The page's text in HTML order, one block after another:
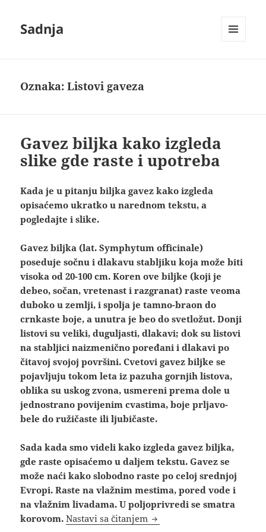
Sadnja
Oznaka:Listovi gaveza
Gavez biljka kako izgleda
slike gde raste i upotreba
Kada je u pitanju biljka gavez kako izgleda
opisaćemo ukratko u narednom tekstu, a
pogledajte i slike.
Gavez biljka (lat. Symphytum officinale)
poseduje sočnu i dlakavu stabljiku koja može biti
visoka od 20-100 cm. Koren ove biljke (koji je
debeo, sočan, vretenast i razgranat) raste veoma
duboko u zemlji, i spolja je tamno-braon do
crnkaste boje, a unutra je beo do svetložut. Donji
listovi su veliki, duguljasti, dlakavi; dok su listovi
na stabljici naizmenično poređani i dlakavi po
čitavoj svojoj površini. Cvetovi gavez biljke se
pojavljuju tokom leta iz pazuha gornjih listova,
oblika su uskog zvona, usmereni prema dole u
jednostrano povijenim cvastima, boje prljavo-
bele do ružičaste ili ljubičaste.
Sada kada smo videli kako izgleda gavez biljka,
gde raste opisaćemo u daljem tekstu. Gavez se
može naći kako slobodno raste po celoj srednjoj
Evropi. Raste na vlažnim mestima, pored vode i
na vlažnim livadama. U poljoprivredi se smatra
korovom. Nastavi sa čitanjem Gavez biljka kako izgleda